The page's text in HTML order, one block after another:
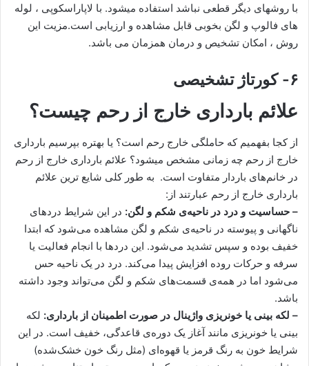
با روشهای دیگر قطعی نباشد استفاده میشود. با لاپاراسکوپی ، لوله
های فالوپ و لگن بخوبی قابل مشاهده و ارزیابی است.مزیت این
روش ، امکان تشخیص و درمان همزمان می باشد.
۶- کورتاژ تشخیصی
علائم بارداری خارج از رحم چیست؟
از کجا بفهمیم که حاملگی خارج رحم است؟ یا بهتره بپرسیم بارداری
خارج از رحم چه زمانی مشخص میشود؟ علائم بارداری خارج از رحم
در خانم‌های باردار متفاوت است. به طور کلی شایع ترین علائم
بارداری خارج از رحم عبارتند از:
– حساسیت و درد در ناحیه‌ی شکم و لگن: در این شرایط دردهای
ناگهانی و پیوسته در ناحیه‌ی شکم و لگن مشاهده می‌شود که ابتدا
خفیف بوده و سپس تشدید می‌شود. این دردها با انجام فعالیت یا
سرفه و حرکات روده افزایش پیدا می‌کند. درد در یک ناحیه حس
می‌شود اما در همه‌ی قسمت‌های شکم و لگن می‌تواند وجود داشته
باشد.
– لکه بینی یا خونریزی واژینال در صورت اطمینان از بارداری: لکه
بینی یا خونریزی مانند آغاز یک دوره‌ی قاعدگی، خفیف است. در این
شرایط خون به رنگ قرمز یا قهوه‌ای (مثل رنگ خون خشک‌شده)